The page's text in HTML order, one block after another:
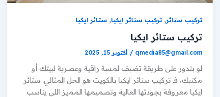
تركيب ستائر,تركيب ستائر ايكيا,ستائر ايكيا
تركيب ستائر ايكيا
qmedia85@gmail.com
/ أكتوبر 15, 2025
لو بتدور على طريقة تضيف لمسة راقية وعصرية لبيتك أو
مكتبك، فـ تركيب ستائر ايكيا بالكويت هو الحل المثالي. ستائر
ايكيا معروفة بجودتها العالية وتصميمها المميز اللي يناسب